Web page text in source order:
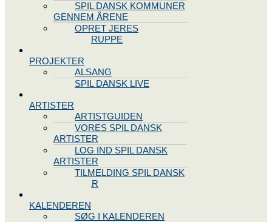
SPIL DANSK KOMMUNER
GENNEM ÅRENE
OPRET JERES
STYREGRUPPE
PROJEKTER
ALSANG
SPIL DANSK LIVE
ARTISTER
ARTISTGUIDEN
VORES SPIL DANSK
ARTISTER
LOG IND SPIL DANSK
ARTISTER
TILMELDING SPIL DANSK
ARTISTER
KALENDEREN
SØG I KALENDEREN